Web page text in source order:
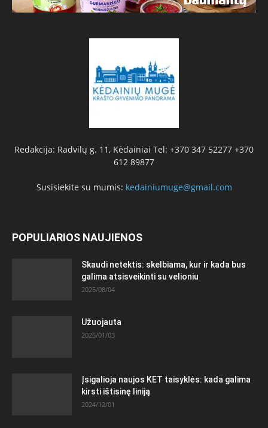
Redakcija: Radvilų g. 11, Kėdainiai Tel: +370 347 52277 +370
612 89877
Susisiekite su mumis: kedainiumuge@gmail.com
POPULIARIOS NAUJIENOS
Skaudi netektis: skelbiama, kur ir kada bus
galima atsisveikinti su velioniu
2025/08/04
Užuojauta
2025/01/03
Įsigalioja naujos KET taisyklės: kada galima
kirsti ištisinę liniją
2024/12/01